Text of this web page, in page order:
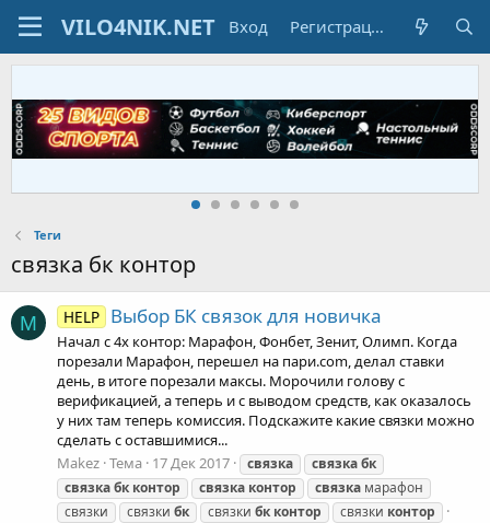
Вход Регистрация
Теги
связка бк контор
M HELP Выбор БК связок для новичка
Начал с 4х контор: Марафон, Фонбет, Зенит, Олимп. Когда
порезали Марафон, перешел на пари.com, делал ставки
день, в итоге порезали максы. Морочили голову с
верификацией, а теперь и с выводом средств, как оказалось
у них там теперь комиссия. Подскажите какие связки можно
сделать с оставшимися...
Makez Тема 17 Дек 2017 связка связкабк
связкабк контор связка контор связка марафон
связки
связки бк связки бк контор связки контор